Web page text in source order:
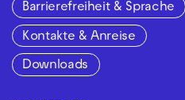
Barrierefreiheit & Sprache
Kontakte & Anreise
Downloads